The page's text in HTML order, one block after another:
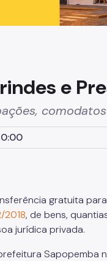
e
gratuita
2018, de bens,
jurídica privada.
Sapopemba